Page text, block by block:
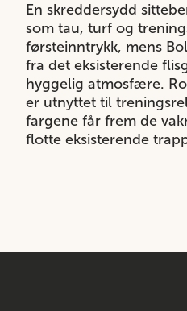
En skreddersydd
som tau, turf og
førsteinntrykk, mens
fra det eksisterende
hyggelig atmosfære.
er utnyttet til
fargene får frem de
flotte eksisterende